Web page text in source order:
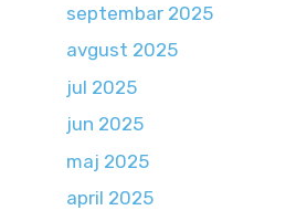
septembar 2025
avgust 2025
jul 2025
jun 2025
maj 2025
april 2025